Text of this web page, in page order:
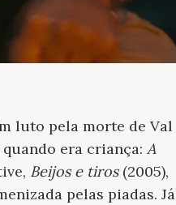
luto pela morte de Val
era criança: A
Beijos e tiros(2005),
pelas piadas. Já